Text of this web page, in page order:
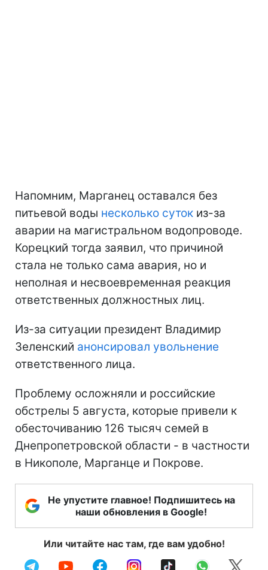
Напомним, Марганец оставался без
питьевой воды несколько суток из-за
аварии на магистральном водопроводе.
Корецкий тогда заявил, что причиной
стала не только сама авария, но и
неполная и несвоевременная реакция
ответственных должностных лиц.
Из-за ситуации президент Владимир
Зеленский анонсировал увольнение
ответственного лица.
Проблему осложняли и российские
обстрелы 5 августа, которые привели к
обесточиванию 126 тысяч семей в
Днепропетровской области - в частности
в Никополе, Марганце и Покрове.
Не упустите главное! Подпишитесь на
наши обновления в Google!
Или читайте нас там, где вам удобно!